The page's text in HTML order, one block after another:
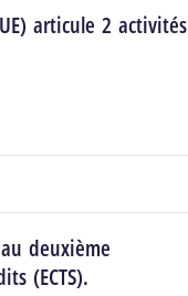
articule 2 activités
deuxième
(ECTS).